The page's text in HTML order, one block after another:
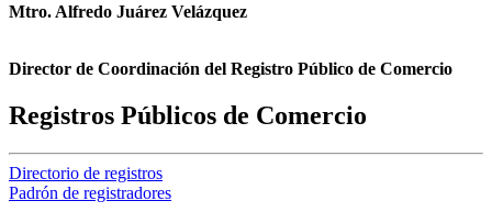
Mtro. Alfredo Juárez Velázquez
Director de Coordinación del Registro Público de Comercio
Registros Públicos de Comercio
Directorio de registros
Padrón de registradores